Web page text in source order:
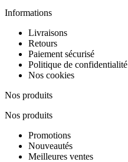
Informations
Livraisons
Retours
Paiement sécurisé
Politique de confidentialité
Nos cookies
Nos produits
Nos produits
Promotions
Nouveautés
Meilleures ventes